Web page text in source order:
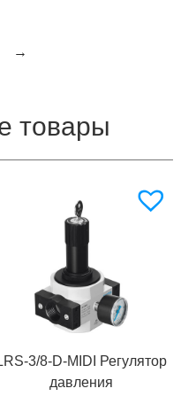
→
товары
3/8-D-MIDI Регулятор
давления